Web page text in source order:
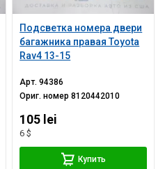
Подсветка номера двери
багажника правая Toyota
Rav4 13-15
Арт.94386
Ориг. номер8120442010
105 lei
6 $
Купить